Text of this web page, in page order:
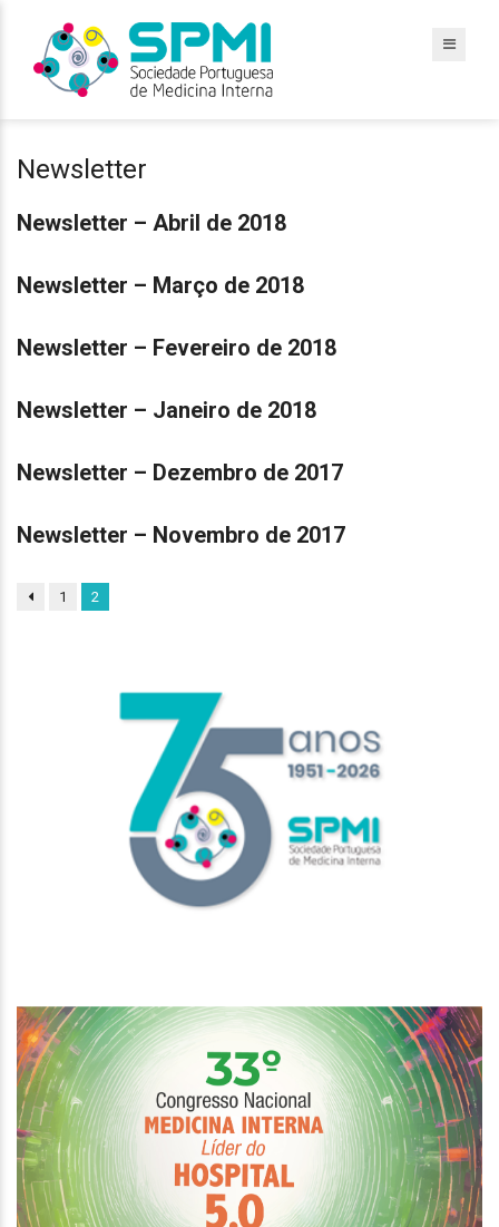
Newsletter
Newsletter – Abril de 2018
Newsletter – Março de 2018
Newsletter – Fevereiro de 2018
Newsletter – Janeiro de 2018
Newsletter – Dezembro de 2017
Newsletter – Novembro de 2017
1 2